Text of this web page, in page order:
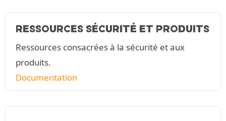
RESSOURCES SÉCURITÉ ET PRODUITS
Ressources consacrées à la sécurité et aux
produits.
Documentation